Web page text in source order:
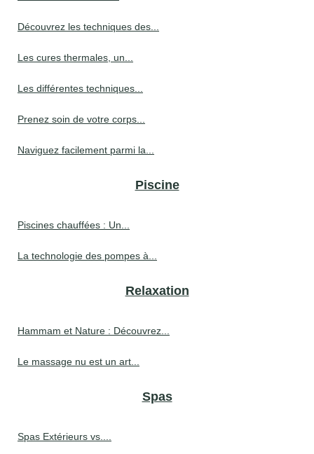
Découvrez les techniques des...
Les cures thermales, un...
Les différentes techniques...
Prenez soin de votre corps...
Naviguez facilement parmi la...
Piscine
Piscines chauffées : Un...
La technologie des pompes à...
Relaxation
Hammam et Nature : Découvrez...
Le massage nu est un art...
Spas
Spas Extérieurs vs....